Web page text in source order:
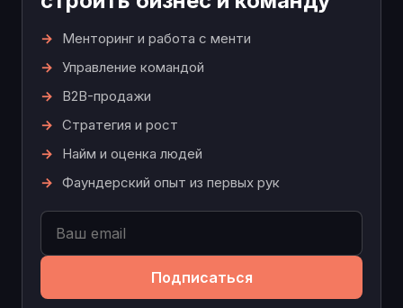
Менторинг и работа с менти
Управление командой
B2B-продажи
Стратегия и рост
Найм и оценка людей
Фаундерский опыт из первых рук
Подписаться